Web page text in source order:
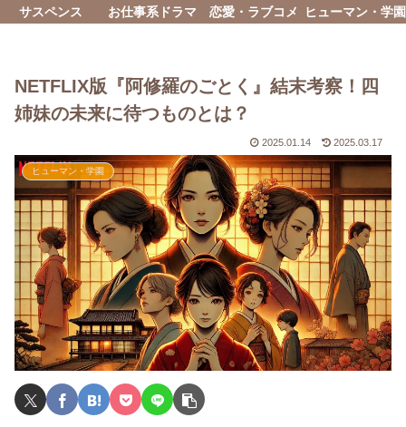
サスペンス お仕事系ドラマ 恋愛・ラブコメ ヒューマン・学園
NETFLIX版『阿修羅のごとく』結末考察！四
姉妹の未来に待つものとは？
2025.01.14 2025.03.17
ヒューマン・学園